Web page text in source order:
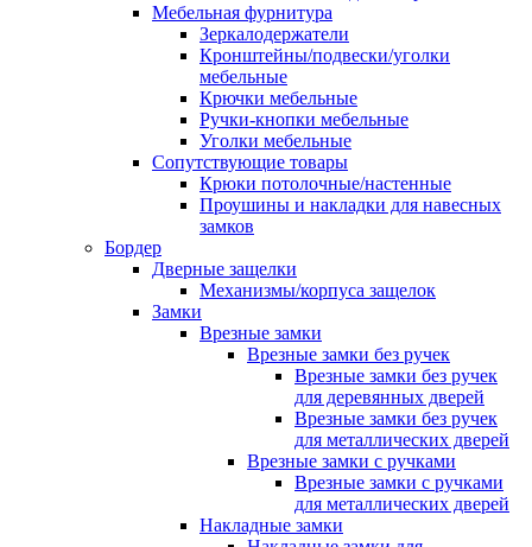
Мебельная фурнитура
Зеркалодержатели
Кронштейны/подвески/уголки
мебельные
Крючки мебельные
Ручки-кнопки мебельные
Уголки мебельные
Сопутствующие товары
Крюки потолочные/настенные
Проушины и накладки для навесных
замков
Бордер
Дверные защелки
Механизмы/корпуса защелок
Замки
Врезные замки
Врезные замки без ручек
Врезные замки без ручек
для деревянных дверей
Врезные замки без ручек
для металлических дверей
Врезные замки с ручками
Врезные замки с ручками
для металлических дверей
Накладные замки